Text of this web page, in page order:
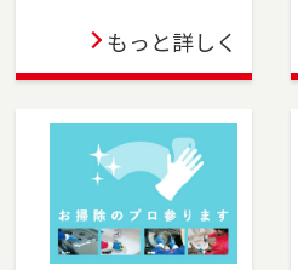
の物件購入もサポートし
で、スムーズな取引を実現
上大岡店をオープンしま
港南区・南区・磯子区（
浦市でお住まいのご売却
は、是非ご相談ください
もっと詳しく